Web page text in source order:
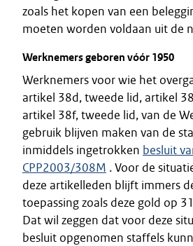
zoals het kopen van een
moeten worden voldaan uit de
Werknemers geboren vóór 1950
Werknemers voor wie het
artikel 38d, tweede lid, artikel
artikel 38f, tweede lid, van de
gebruik blijven maken van de
inmiddels ingetrokken besluit
CPP2003/308M . Voor de
deze artikelleden blijft immers
toepassing zoals deze gold op
Dat wil zeggen dat voor deze
besluit opgenomen staffels